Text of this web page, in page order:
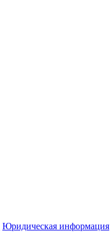
Юридическая информация